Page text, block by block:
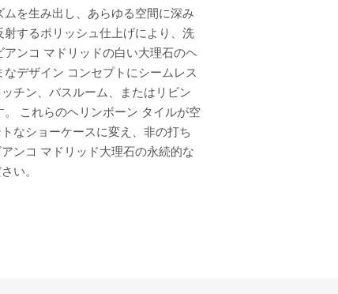
を生み出し、あらゆる空間に深み
するポリッシュ仕上げにより、洗
ンコ マドリッドの白い大理石のヘ
デザイン コンセプトにシームレス
チン、バスルーム、またはリビン
これらのヘリンボーン タイルが空
なショーケースに変え、非の打ち
ンコ マドリッド大理石の永続的な
い。